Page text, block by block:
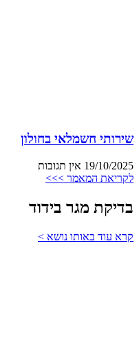
שירותי חשמלאי בחולון
19/10/2025 אין תגובות
לקריאת המאמר >>>
בדיקת מגר בידוד
קרא עוד באותו נושא >